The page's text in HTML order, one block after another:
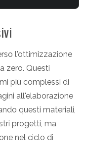
l'ottimizzazione
zero. Questi
più complessi di
all'elaborazione
questi materiali,
progetti, ma
nel ciclo di